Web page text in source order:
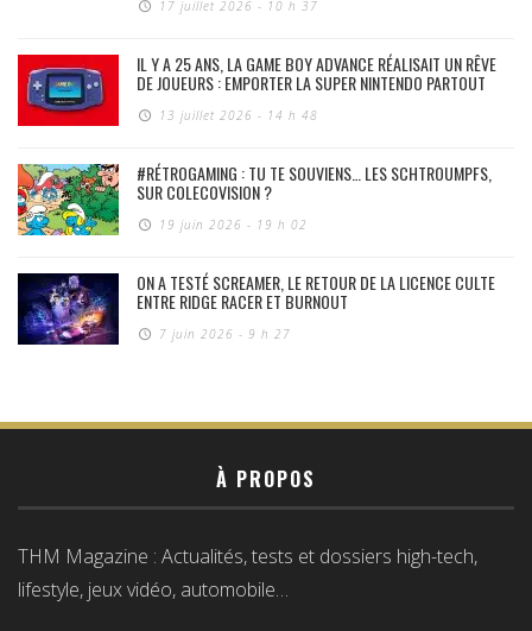
17 juillet 2026 - 10 h 37
IL Y A 25 ANS, LA GAME BOY ADVANCE RÉALISAIT UN RÊVE
DE JOUEURS : EMPORTER LA SUPER NINTENDO PARTOUT
13 juillet 2026 - 14 h 48
#RÉTROGAMING : TU TE SOUVIENS… LES SCHTROUMPFS,
SUR COLECOVISION ?
19 juin 2026 - 19 h 02
ON A TESTÉ SCREAMER, LE RETOUR DE LA LICENCE CULTE
ENTRE RIDGE RACER ET BURNOUT
7 juin 2026 - 9 h 27
À PROPOS
THM Magazine : Actualités, tests et dossiers high-tech,
lifestyle, jeux vidéo, automobile…